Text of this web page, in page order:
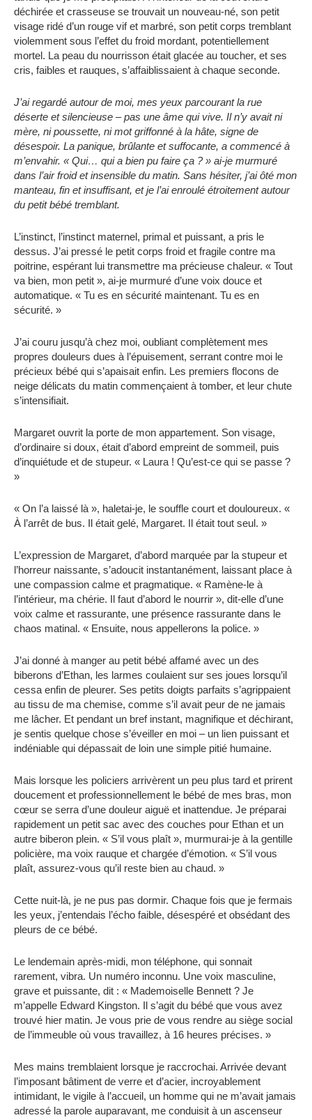
déchirée et crasseuse se trouvait un nouveau-né, son petit
visage ridé d’un rouge vif et marbré, son petit corps tremblant
violemment sous l’effet du froid mordant, potentiellement
mortel. La peau du nourrisson était glacée au toucher, et ses
cris, faibles et rauques, s’affaiblissaient à chaque seconde.
J’ai regardé autour de moi, mes yeux parcourant la rue
déserte et silencieuse – pas une âme qui vive. Il n’y avait ni
mère, ni poussette, ni mot griffonné à la hâte, signe de
désespoir. La panique, brûlante et suffocante, a commencé à
m’envahir. « Qui… qui a bien pu faire ça ? » ai-je murmuré
dans l’air froid et insensible du matin. Sans hésiter, j’ai ôté mon
manteau, fin et insuffisant, et je l’ai enroulé étroitement autour
du petit bébé tremblant.
L’instinct, l’instinct maternel, primal et puissant, a pris le
dessus. J’ai pressé le petit corps froid et fragile contre ma
poitrine, espérant lui transmettre ma précieuse chaleur. « Tout
va bien, mon petit », ai-je murmuré d’une voix douce et
automatique. « Tu es en sécurité maintenant. Tu es en
sécurité. »
J’ai couru jusqu’à chez moi, oubliant complètement mes
propres douleurs dues à l’épuisement, serrant contre moi le
précieux bébé qui s’apaisait enfin. Les premiers flocons de
neige délicats du matin commençaient à tomber, et leur chute
s’intensifiait.
Margaret ouvrit la porte de mon appartement. Son visage,
d’ordinaire si doux, était d’abord empreint de sommeil, puis
d’inquiétude et de stupeur. « Laura ! Qu’est-ce qui se passe ?
»
« On l’a laissé là », haletai-je, le souffle court et douloureux. «
À l’arrêt de bus. Il était gelé, Margaret. Il était tout seul. »
L’expression de Margaret, d’abord marquée par la stupeur et
l’horreur naissante, s’adoucit instantanément, laissant place à
une compassion calme et pragmatique. « Ramène-le à
l’intérieur, ma chérie. Il faut d’abord le nourrir », dit-elle d’une
voix calme et rassurante, une présence rassurante dans le
chaos matinal. « Ensuite, nous appellerons la police. »
J’ai donné à manger au petit bébé affamé avec un des
biberons d’Ethan, les larmes coulaient sur ses joues lorsqu’il
cessa enfin de pleurer. Ses petits doigts parfaits s’agrippaient
au tissu de ma chemise, comme s’il avait peur de ne jamais
me lâcher. Et pendant un bref instant, magnifique et déchirant,
je sentis quelque chose s’éveiller en moi – un lien puissant et
indéniable qui dépassait de loin une simple pitié humaine.
Mais lorsque les policiers arrivèrent un peu plus tard et prirent
doucement et professionnellement le bébé de mes bras, mon
cœur se serra d’une douleur aiguë et inattendue. Je préparai
rapidement un petit sac avec des couches pour Ethan et un
autre biberon plein. « S’il vous plaît », murmurai-je à la gentille
policière, ma voix rauque et chargée d’émotion. « S’il vous
plaît, assurez-vous qu’il reste bien au chaud. »
Cette nuit-là, je ne pus pas dormir. Chaque fois que je fermais
les yeux, j’entendais l’écho faible, désespéré et obsédant des
pleurs de ce bébé.
Le lendemain après-midi, mon téléphone, qui sonnait
rarement, vibra. Un numéro inconnu. Une voix masculine,
grave et puissante, dit : « Mademoiselle Bennett ? Je
m’appelle Edward Kingston. Il s’agit du bébé que vous avez
trouvé hier matin. Je vous prie de vous rendre au siège social
de l’immeuble où vous travaillez, à 16 heures précises. »
Mes mains tremblaient lorsque je raccrochai. Arrivée devant
l’imposant bâtiment de verre et d’acier, incroyablement
intimidant, le vigile à l’accueil, un homme qui ne m’avait jamais
adressé la parole auparavant, me conduisit à un ascenseur